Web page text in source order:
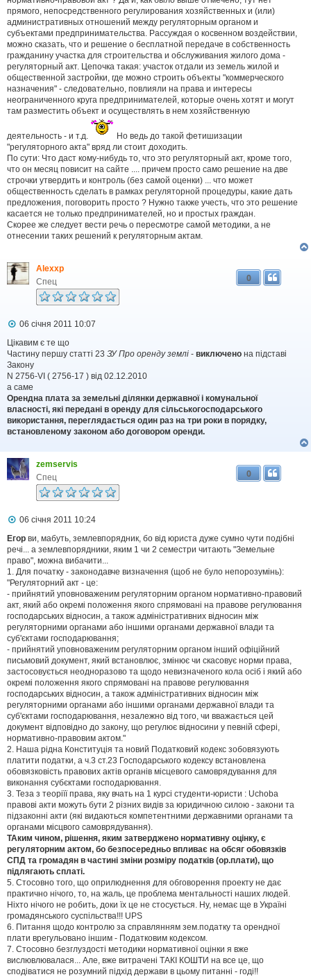
я
прямого, непосредственного регулирования хозяйственных и (или)
административных отношений между регуляторным органом и
субъектами предпринимательства. Рассуждая о косвенном воздействии,
можно сказать, что и решение о бесплатной передаче в собственность
гражданину участка для строительства и обслуживания жилого дома -
регуляторный акт. Цепочка такая: участок отдали из земель жилой и
общественной застройки, где можно строить объекты "коммерческого
назначения" - следовательно, повлияли на права и интересы
неограниченного круга предпринимателей, которые очень хотят и могут
там разместить объект и осуществлять в нем хозяйственную
деятельность - и т.д.
Но ведь до такой фетишизации
"регуляторного акта" вряд ли стоит доходить.
По сути: Что даст кому-нибудь то, что это регуляторный акт, кроме того,
что он месяц повисит на сайте .... причем просто само решение на две
строчки утвердить и контроль (без самой оценки) ... что может
общественность сделать в рамках регуляторной процедуры, какие дать
предложения, поговорить просто ? Нужно также учесть, что это решение
касается не только предпринимателей, но и простых граждан.
Скорее же следует вести речь о пересмотре самой методики, а не
отнесении таких решений к регуляторным актам.
Alexxp
Спец
0
П
в
і
д
о
м
л
е
н
н
я
06 січня 2011 10:07
Цікавим є те що
Частину першу статті 23 ЗУ Про оренду землі - виключено на підставі
Закону
N 2756-VI ( 2756-17 ) від 02.12.2010
а саме
Орендна плата за земельні ділянки державної і комунальної
власності, які передані в оренду для сільськогосподарського
використання, переглядається один раз на три роки в порядку,
встановленому законом або договором оренди.
zemservis
Спец
0
П
в
і
д
о
м
л
е
н
н
я
06 січня 2011 10:24
Егор ви, мабуть, землевпорядник, бо від юриста дуже сумно чути подібні
речі... а землевпорядники, яким 1 чи 2 семестри читають "Земельне
право", можна вибачити...
1. Для початку - законодавче визначення (щоб не було непорозумінь):
"Регуляторний акт - це:
- прийнятий уповноваженим регуляторним органом нормативно-правовий
акт, який або окремі положення якого спрямовані на правове регулювання
господарських відносин, а також адміністративних відносин між
регуляторними органами або іншими органами державної влади та
суб'єктами господарювання;
- прийнятий уповноваженим регуляторним органом інший офіційний
письмовий документ, який встановлює, змінює чи скасовує норми права,
застосовується неодноразово та щодо невизначеного кола осіб і який або
окремі положення якого спрямовані на правове регулювання
господарських відносин, а також адміністративних відносин між
регуляторними органами або іншими органами державної влади та
суб'єктами господарювання, незалежно від того, чи вважається цей
документ відповідно до закону, що регулює відносини у певній сфері,
нормативно-правовим актом."
2. Наша рідна Конституція та новий Податковий кодекс зобовязують
платити податки, а ч.3 ст.23 Господарського кодексу встановлена
обовязковість правових актів органів місцевого самоврядування для
виконання субєктами господарювання.
3. Теза з теоріїї права, яку вчать на 1 курсі студенти-юристи : Uchoba
правові акти можуть бути 2 різних видів за юридичною силою - закони та
підзаконні акти (які видаються компетентними державними органами та
органами місцвого самоврядування).
ТАким чином, рішення, яким затверджено нормативну оцінку, є
регуляторним актом, бо безпосередньо впливає на обсяг обовязків
СПД та громадян в частині зміни розміру податків (ор.плати), що
підлягають сплаті.
5. Стосовно того, що оприлюднення для обговорення проекту не дає
практично нічого, то, на жаль, це проблема ментальності наших людей.
Ніхто нічого не робить, доки їх це не стосується. Ну, немає ще в Україні
громадянського суспільства!!! UPS
6. Питання щодо контролю за справлянням зем.податку та орендної
плати врегульовано іншим - Податковим кодексом.
7. Стосовно безглуздості методики нормативної оцінки я вже
вислювлювалася... Але, вже витрачені ТАКІ КОШТИ на все це, що
сподіватися не розумний підхід держави в цьому питанні - годі!!